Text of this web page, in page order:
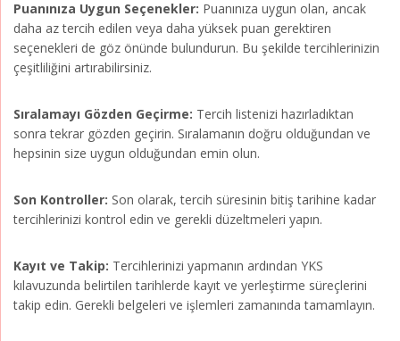
Puanınıza Uygun Seçenekler: Puanınıza uygun olan, ancak
daha az tercih edilen veya daha yüksek puan gerektiren
seçenekleri de göz önünde bulundurun. Bu şekilde tercihlerinizin
çeşitliliğini artırabilirsiniz.
Sıralamayı Gözden Geçirme: Tercih listenizi hazırladıktan
sonra tekrar gözden geçirin. Sıralamanın doğru olduğundan ve
hepsinin size uygun olduğundan emin olun.
Son Kontroller: Son olarak, tercih süresinin bitiş tarihine kadar
tercihlerinizi kontrol edin ve gerekli düzeltmeleri yapın.
Kayıt ve Takip: Tercihlerinizi yapmanın ardından YKS
kılavuzunda belirtilen tarihlerde kayıt ve yerleştirme süreçlerini
takip edin. Gerekli belgeleri ve işlemleri zamanında tamamlayın.